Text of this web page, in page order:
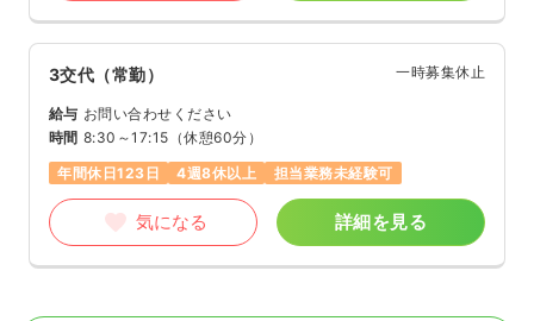
3交代（常勤） 一時募集休止
給与 お問い合わせください
時間 8:30～17:15 （休憩60分）
年間休日123日
4週8休以上 担当業務未経験可
気になる 詳細を見る